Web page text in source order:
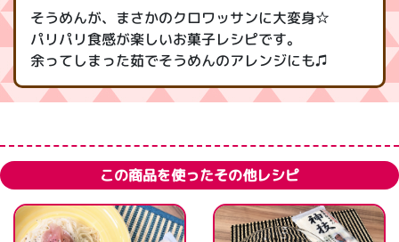
そうめんが、まさかのクロワッサンに大変身☆
パリパリ食感が楽しいお菓子レシピです。
余ってしまった茹でそうめんのアレンジにも♫
この商品を使ったその他レシピ